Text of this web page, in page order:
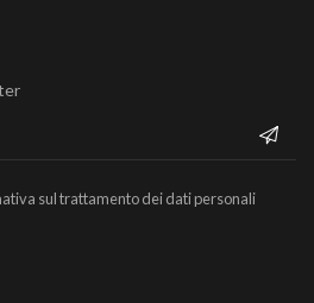
sul trattamento dei dati personali